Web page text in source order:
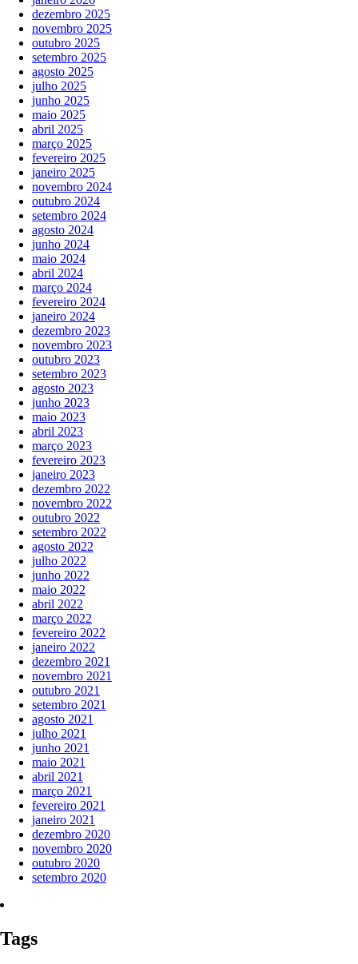
dezembro 2025
novembro 2025
outubro 2025
setembro 2025
agosto 2025
julho 2025
junho 2025
maio 2025
abril 2025
março 2025
fevereiro 2025
janeiro 2025
novembro 2024
outubro 2024
setembro 2024
agosto 2024
junho 2024
maio 2024
abril 2024
março 2024
fevereiro 2024
janeiro 2024
dezembro 2023
novembro 2023
outubro 2023
setembro 2023
agosto 2023
junho 2023
maio 2023
abril 2023
março 2023
fevereiro 2023
janeiro 2023
dezembro 2022
novembro 2022
outubro 2022
setembro 2022
agosto 2022
julho 2022
junho 2022
maio 2022
abril 2022
março 2022
fevereiro 2022
janeiro 2022
dezembro 2021
novembro 2021
outubro 2021
setembro 2021
agosto 2021
julho 2021
junho 2021
maio 2021
abril 2021
março 2021
fevereiro 2021
janeiro 2021
dezembro 2020
novembro 2020
outubro 2020
setembro 2020
Tags